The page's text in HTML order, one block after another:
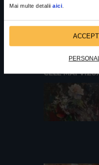
Mai multe detalii aici
FUNDATIA FILDAS ARTNr
Cod fiscal: 9164384Sediu
CELE MAI